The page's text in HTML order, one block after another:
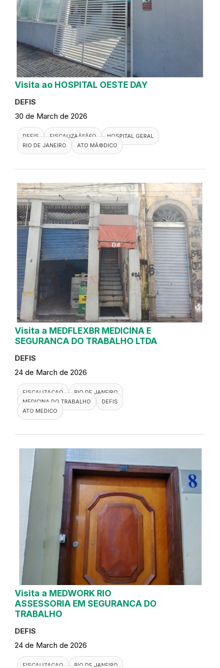
Visita ao HOSPITAL OESTE DAY
DEFIS
30 de March de 2026
DEFIS FISCALIZAÃ§Ã£O
HOSPITAL GERAL
RIO DE JANEIRO
ATO MÃ©DICO
Visita a MEDFLEXBR MEDICINA E
SEGURANCA DO TRABALHO LTDA
DEFIS
24 de March de 2026
FISCALIZACAO
RIO DE JANEIRO
MEDICINA DO TRABALHO
DEFIS
ATO MEDICO
Visita a MEDWORK RIO
ASSESSORIA EM SEGURANCA DO
TRABALHO
DEFIS
24 de March de 2026
FISCALIZACAO
RIO DE JANEIRO